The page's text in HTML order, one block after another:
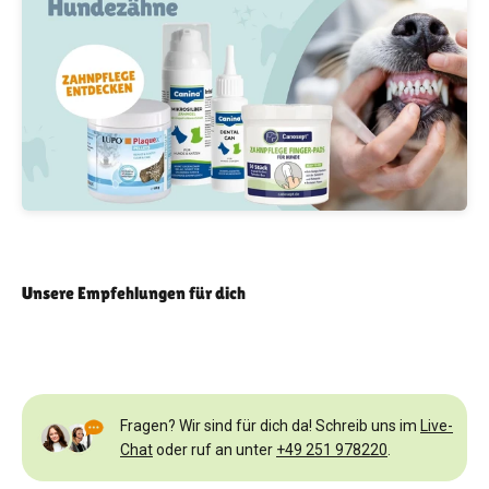
Unsere Empfehlungen für dich
Fragen? Wir sind für dich da! Schreib uns im Live-
Chatoder ruf an unter +49 251 978220